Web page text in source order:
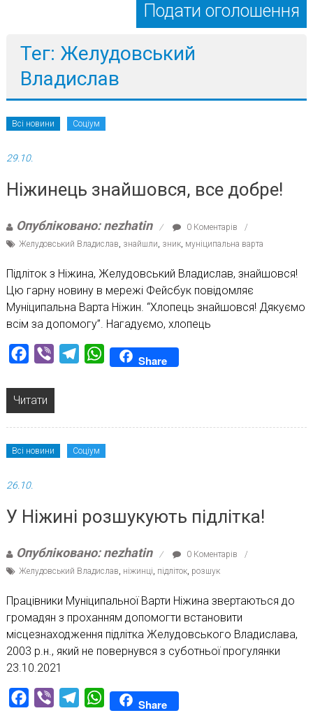
Подати оголошення
Тег: Желудовський
Владислав
Всі новини Соціум
29.10.
Ніжинець знайшовся, все добре!
Опубліковано: nezhatin
0 Коментарів
Желудовський Владислав, знайшли, зник, муніципальна варта
Підліток з Ніжина, Желудовський Владислав, знайшовся!
Цю гарну новину в мережі Фейсбук повідомляє
Муніципальна Варта Ніжин. “Хлопець знайшовся! Дякуємо
всім за допомогу”. Нагадуємо, хлопець
Facebook
Viber TelegramWhatsAppShare
Читати
Всі новини Соціум
26.10.
У Ніжині розшукують підлітка!
Опубліковано: nezhatin
0 Коментарів
Желудовський Владислав, ніжинці, підліток, розшук
Працівники Муніципальної Варти Ніжина звертаються до
громадян з проханням допомогти встановити
місцезнаходження підлітка Желудовського Владислава,
2003 р.н., який не повернувся з суботньої прогулянки
23.10.2021
Facebook
Viber TelegramWhatsAppShare